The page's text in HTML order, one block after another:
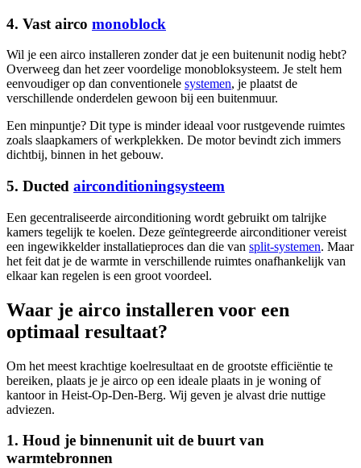
4. Vast airco monoblock
Wil je een airco installeren zonder dat je een buitenunit nodig hebt?
Overweeg dan het zeer voordelige monobloksysteem. Je stelt hem
eenvoudiger op dan conventionele systemen, je plaatst de
verschillende onderdelen gewoon bij een buitenmuur.
Een minpuntje? Dit type is minder ideaal voor rustgevende ruimtes
zoals slaapkamers of werkplekken. De motor bevindt zich immers
dichtbij, binnen in het gebouw.
5. Ducted airconditioningsysteem
Een gecentraliseerde airconditioning wordt gebruikt om talrijke
kamers tegelijk te koelen. Deze geïntegreerde airconditioner vereist
een ingewikkelder installatieproces dan die van split-systemen. Maar
het feit dat je de warmte in verschillende ruimtes onafhankelijk van
elkaar kan regelen is een groot voordeel.
Waar je airco installeren voor een
optimaal resultaat?
Om het meest krachtige koelresultaat en de grootste efficiëntie te
bereiken, plaats je je airco op een ideale plaats in je woning of
kantoor in Heist-Op-Den-Berg. Wij geven je alvast drie nuttige
adviezen.
1. Houd je binnenunit uit de buurt van
warmtebronnen